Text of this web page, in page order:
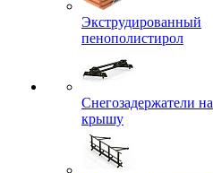
Экструдированный
пенополистирол
Снегозадержатели на
крышу